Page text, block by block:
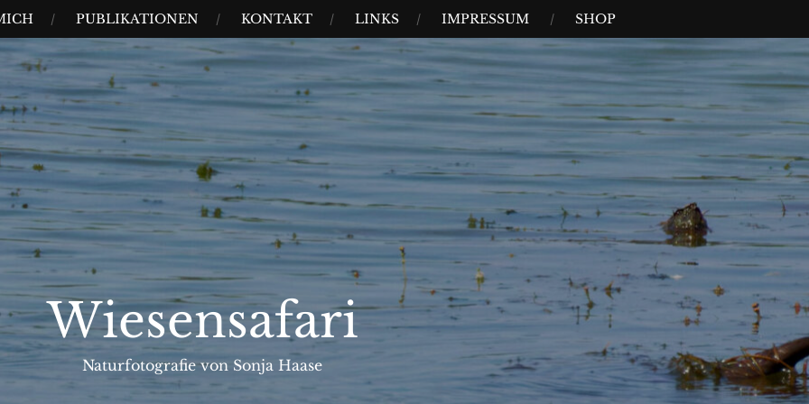
PUBLIKATIONEN KONTAKT LINKS IMPRESSUM SHOP
Wiesensafari
Naturfotografie von Sonja Haase